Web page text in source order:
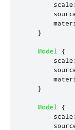
scale :
}
Model
{
scale :
}
Model
{
scale :